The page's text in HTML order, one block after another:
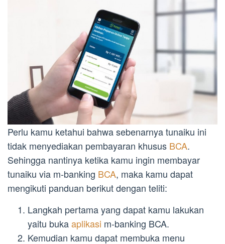
Perlu kamu ketahui bahwa sebenarnya tunaiku ini
tidak menyediakan pembayaran khusus BCA.
Sehingga nantinya ketika kamu ingin membayar
tunaiku via m-banking BCA, maka kamu dapat
mengikuti panduan berikut dengan teliti:
Langkah pertama yang dapat kamu lakukan
yaitu bukaaplikasi m-banking BCA.
Kemudian kamu dapat membuka menu